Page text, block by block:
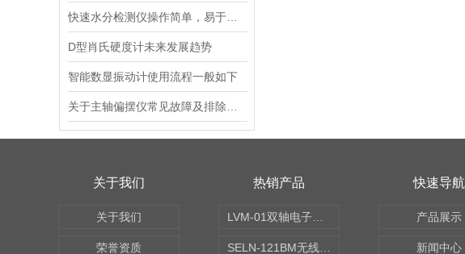
D型肖氏硬度计未来发展趋势
智能数显振动计使用流程一般如下
关于我们
关于我们
荣誉资质
热销产品 快速导航
产品展示
新闻中心